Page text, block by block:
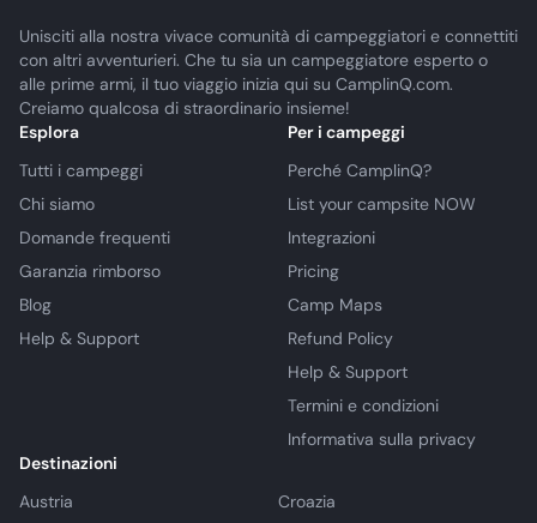
Unisciti alla nostra vivace comunità di campeggiatori e connettiti
con altri avventurieri. Che tu sia un campeggiatore esperto o
alle prime armi, il tuo viaggio inizia qui su CamplinQ.com.
Creiamo qualcosa di straordinario insieme!
Esplora
Tutti i campeggi
Chi siamo
Domande frequenti
Garanzia rimborso
Blog
Help & Support
Per i campeggi
Perché CamplinQ?
List your campsite NOW
Integrazioni
Pricing
Camp Maps
Refund Policy
Help & Support
Termini e condizioni
Informativa sulla privacy
Destinazioni
Austria
Croazia